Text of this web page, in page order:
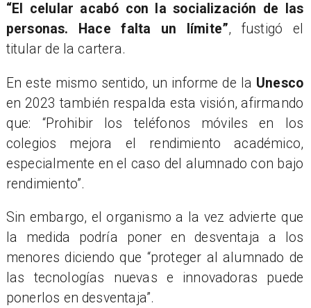
“El celular acabó con la socialización de las
personas. Hace falta un límite”, fustigó el
titular de la cartera.
​En este mismo sentido, un informe de la Unesco
en 2023 también respalda esta visión, afirmando
que: “Prohibir los teléfonos móviles en los
colegios mejora el rendimiento académico,
especialmente en el caso del alumnado con bajo
rendimiento”.
Sin embargo, el organismo a la vez advierte que
la medida podría poner en desventaja a los
menores diciendo que “proteger al alumnado de
las tecnologías nuevas e innovadoras puede
ponerlos en desventaja”.